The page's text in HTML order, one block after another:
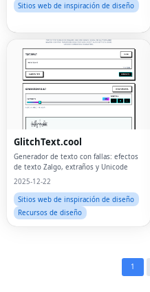
Sitios web de inspiración de diseño
GlitchText.cool
Generador de texto con fallas: efectos
de texto Zalgo, extraños y Unicode
2025-12-22
Sitios web de inspiración de diseño
Recursos de diseño
1